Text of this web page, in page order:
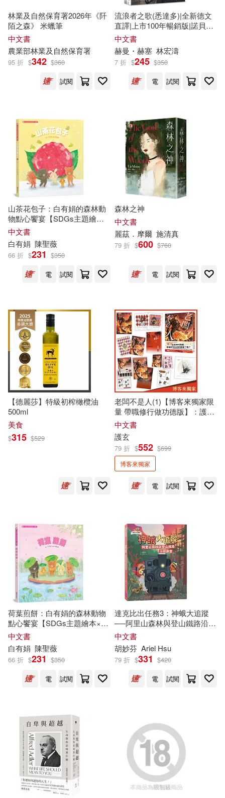
電子書(3452) 有聲書(247)
（英）肯尼斯·格雷厄姆(66)
十文字青(64) 季羡林(62)
林良(62) 林語堂(62)
（西）塞萬提斯(51)
HARUCHIKA(50)
伊吹芹(50) （德）格林(50)
嚴軍(48) （德）歌德(48)
《意林》編輯部(47)
（美）路德維格·貝梅爾曼斯(46)
林海音(45)
（德）赫爾曼·黑塞(45)
吳敬梓(44) 宮川匡代(44)
本書編委會(44) 漢寶德(43)
意林圖書(40) （德）康德(40)
（英）奧斯卡·王爾德(40)
山岡莊八(39) 莎士比亞(39)
愛德少兒(38)
行政院農業委員會林務局(38)
趙麗宏(37) 純友良幸(36)
(德)格林兄弟(34)
國家林業局(34) 岡本倫(34)
北京大學出版社(456)
社會科學文獻出版社(445)
中國人民大學出版社(438)
化學工業出版社(417)
Warner Classics(410)
廣西師範大學出版社(385)
上海外語教育出版社(360)
Naxos(341) 尖端(335)
人民文學出版社(326)
青文(322) 東立(311)
中國社會科學出版社(308)
上海譯文出版社(292)
上海人民出版社(271)
遠流(259)
同濟大學出版社(255)
中國農業出版社(247)
人民郵電出版社(244)
華東師範大學出版社(244)
農業部林業及自然保育署(244)
可菲律賓店取(50163)
本週上市新品(85)
電子書 (可複選)
適合手機平板閱讀(2206)
適合平板閱讀(1246)
免費電子書(162)
其他 (可複選)
現在可購買商品(26633)
作者/演唱/譯/編/繪(5)
價格
範圍
林業及自然保育署2026年《阡
陌之森》 米蠟筆
中文書
農業部林業及自然保育署
95 折 $342 $360
試閱
流浪者之歌(悉達多)|全新德文
直譯|上市100年暢銷版|諾貝爾
文學獎得主赫曼.赫塞代表作。
我們都需要一本悉達多，用來
認清生命的出走和歸回
中文書
赫曼・赫塞 林宏濤
7 折 $245 $350
電
試閱
山茶花包子：白有娟的森林動
物點心饗宴【SDGs主題繪本×
社會情緒×人際互動】提升兒童
情緒智商和情感療癒力，和動
物朋友們一起做香甜的山茶花
包子吧!
中文書
白有娟 陳聖薇
66 折 $231 $350
電
試閱
森林之神
中文書
麗茲．摩爾 施清真
79 折 $600 $760
電 試閱
【德麗莎】特級初榨橄欖油
500ml
美食
$315 $529
老闆不是人(1)【博客來獨家限
量 帶職修行做功德版】：護玄
全新神作降臨!數也數不完的歡
樂吐槽 × 熱血戰鬥!
中文書
護玄
79 折 $552 $699
博客來獨家
電 試閱
荷葉煎餅：白有娟的森林動物
點心饗宴【SDGs主題繪本×社
會情緒×人際互動】提升兒童情
緒智商和情感療癒力，來一場
特別的夏日慶典吧!
中文書
白有娟 陳聖薇
66 折 $231 $350
電
試閱
達克比出任務3：神蛾大追蹤
──阿里山森林與登山鐵路沿線
調查
中文書
胡妙芬 Ariel Hsu
79 折 $331 $420
電
試閱